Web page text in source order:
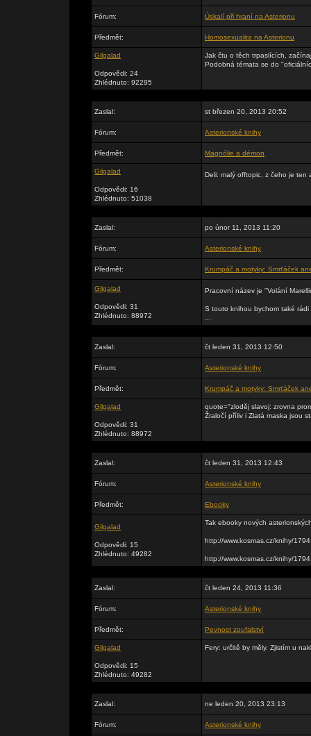
Fórum: Úskalí při hraní na Asterionu
Předmět: Homosexualita na Asterionu
Gilgalad
Odpovědi: 24
Zhlédnuto: 92295
Jak čtu o těch trpaslících,
Podobná témata se do
Zaslal: st březen 20, 2013 20:52
Fórum: Asterionské knihy
Předmět: Magnólie a démon
Gilgalad
Odpovědi: 16
Zhlédnuto: 51038
Deli: malý offtopic, z čeho je ten
Zaslal: po únor 11, 2013 11:20
Fórum: Asterionské knihy
Předmět: Krumpáč a motyky: Smrťáček
Gilgalad
Odpovědi: 31
Zhlédnuto: 88972
Pracovní název je "Volání
S touto knihou bychom také
Zaslal: čt leden 31, 2013 12:50
Fórum: Asterionské knihy
Předmět: Krumpáč a motyky: Smrťáček
Gilgalad
Odpovědi: 31
Zhlédnuto: 88972
quote="zloděj slavoj: zrovna
Žraločí příliv i Zlatá maska jsou
Zaslal: čt leden 31, 2013 12:43
Fórum: Asterionské knihy
Předmět: Ebooky
Gilgalad
Odpovědi: 15
Zhlédnuto: 49282
Tak ebooky nových
http://www.kosmas.cz/knihy/
http://www.kosmas.cz/knihy/
Zaslal: čt leden 24, 2013 11:36
Fórum: Asterionské knihy
Předmět: Pevnost zoufalství
Gilgalad
Odpovědi: 15
Zhlédnuto: 49282
Fery: určitě by měly. Zjistím u
Zaslal: ne leden 20, 2013 23:13
Fórum: Asterionské knihy